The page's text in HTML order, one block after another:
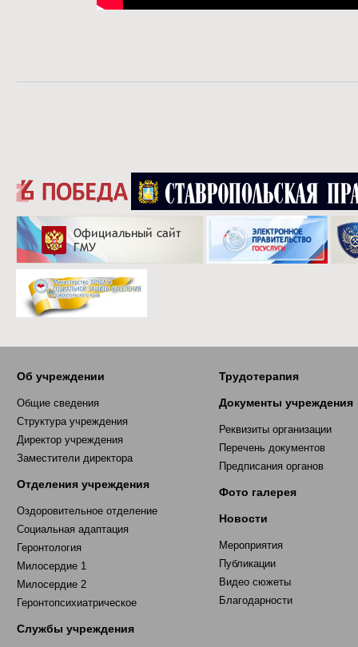
Об учреждении
Общие сведения
Структура учреждения
Директор учреждения
Заместители директора
Отделения учреждения
Оздоровительное отделение
Социальная адаптация
Геронтология
Милосердие 1
Милосердие 2
Геронтопсихиатрическое
Службы учреждения
Трудотерапия
Документы учреждения
Реквизиты организации
Перечень документов
Предписания органов
Фото галерея
Новости
Мероприятия
Публикации
Видео сюжеты
Благодарности